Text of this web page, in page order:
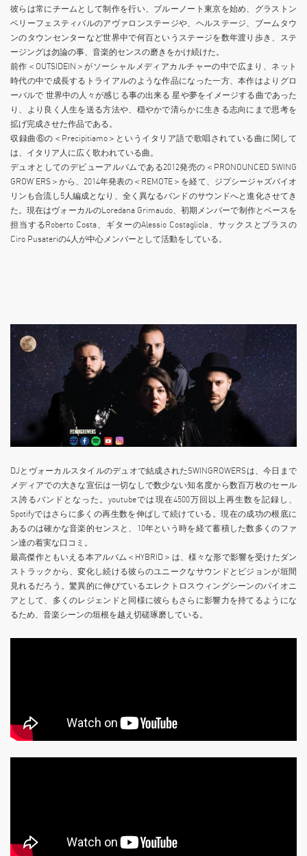
彼らは常にチームとして制作を行い、ブルーノート東京を始め、グラストン
ベリーフェスティバルのアヴァロンステージや、ヘルステージ、ブームタウ
ンのタウンセンターなど世界中で何百というステージを数年渡り歩き、ステ
ージングは勿論の事、音楽的センスの磨きをかけ続けた。
前作＜OUTSIDEIN＞がソーシャルメディアカルチャーの中で広まり、ネット
時代の中で成長するトライアルのような作品になった一方、本作はよりグロ
ーバルで 世界中の人々が感じる事の出来る 星や夢をイメージする曲であった
り、より良く人生を送る方法や、穏やかで清らかに生きる志向にまで思考を
拡げ完成させた作品である。
収録曲⑥の＜Precipitiamo＞というイタリア語で歌唱されている曲に関して
は、イタリア人に広く歌われている曲。
デュオとしてのデビューアルバムである2012発売の＜PRONOUNCED SWING
GROW‘ERS＞から、2014年発表の＜REMOTE＞を経て、ジプシージャズバイオ
リンも合流し5人編成となり、全く異なるバンドのサウンドへと進化させてき
た。現在はヴォーカルのLoredana Grimaudo、初期メンバーで制作とベースを
担当するRoberto Costa、ギターのAlessio Costagliola、サックスとブラスの
Ciro Pusateriの4人が中心メンバーとして活動をしている。
DJとヴォーカルスタイルのデュオで結成されたSWINGROWERSは、今日まで
メディアでの大きな宣伝は一切なしで数少ない知名度から数百万枚のセール
ス誇るバンドとなった。youtubeでは現在4500万回以上再生数を記録し、
Spotifyではさらに多くの再生数を伸ばして続けている。現在の成功の根底に
あるのは確かな音楽的センスと、10年という時を経て蓄積した数多くのファ
ン達の着実な口コミ。
最高傑作ともいえる本アルバム＜HYBRID＞は、様々な形で影響を受けたダン
ストラックから、変化し続ける彼らのユニークなサウンドとビジョンが垣間
見れるだろう。驚異的に伸びているエレクトロスウィングシーンのパイオニ
アとして、多くのレジェンドと同様に彼らもさらに影響力を持てるようにな
るため、音楽シーンの垣根を越え切磋琢磨している。